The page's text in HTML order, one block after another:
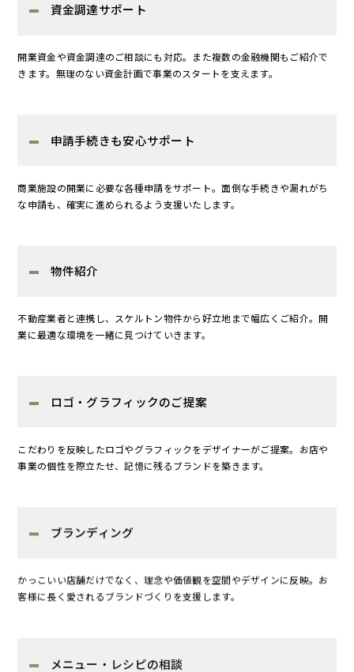
資金調達サポート
開業資金や資金調達のご相談にも対応。また複数の金融機関もご紹介で
きます。無理のない資金計画で事業のスタートを支えます。
申請手続きも安心サポート
商業施設の開業に必要な各種申請をサポート。面倒な手続きや漏れがち
な申請も、確実に進められるよう支援いたします。
物件紹介
不動産業者と連携し、スケルトン物件から好立地まで幅広くご紹介。開
業に最適な環境を一緒に見つけていきます。
ロゴ・グラフィックのご提案
こだわりを反映したロゴやグラフィックをデザイナーがご提案。お店や
事業の個性を際立たせ、記憶に残るブランドを築きます。
ブランディング
かっこいい店舗だけでなく、理念や価値観を空間やデザインに反映。お
客様に長く愛されるブランドづくりを支援します。
メニュー・レシピの相談